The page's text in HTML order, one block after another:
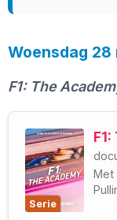
Woensdag 28
F1: The
Serie
Met